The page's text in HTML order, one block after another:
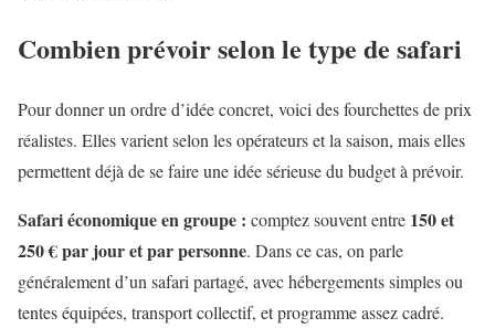
Combien prévoir selon le type de safari
Pour donner un ordre d’idée concret, voici des fourchettes de prix
réalistes. Elles varient selon les opérateurs et la saison, mais elles
permettent déjà de se faire une idée sérieuse du budget à prévoir.
Safari économique en groupe : comptez souvent entre 150 et
250 € par jour et par personne. Dans ce cas, on parle
généralement d’un safari partagé, avec hébergements simples ou
tentes équipées, transport collectif, et programme assez cadré.